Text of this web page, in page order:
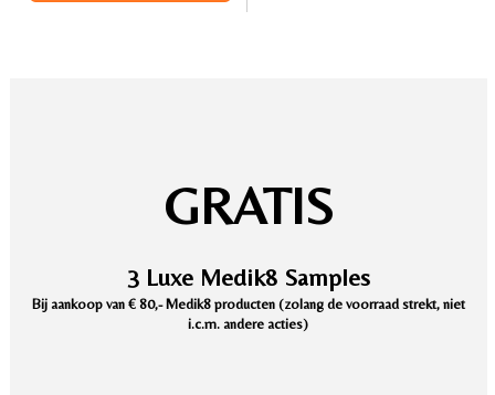
GRATIS
3 Luxe Medik8 Samples
Bij aankoop van € 80,- Medik8 producten (zolang de voorraad strekt, niet
i.c.m. andere acties)